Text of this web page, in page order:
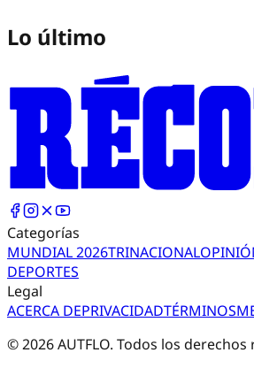
Lo último
Categorías
MUNDIAL 2026TRINACIONAL
DEPORTES
Legal
ACERCA DEPRIVACIDADTÉRMINOS
©2026AUTFLO. Todos los derechos